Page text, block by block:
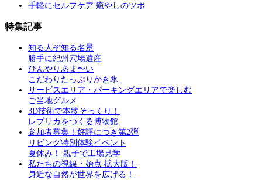
手軽にセルフケア 癒やしのツボ
特集記事
知る人ぞ知る名景
勝手に紀州穴場遺産
ひんやりあま〜い
こだわりたっぷりかき氷
サービスエリア・パーキングエリアで楽しむ
ご当地グルメ
3D技術で本物そっくり！
レプリカをつくる博物館
参加者募集！好評につき第2弾
リビング特別体験イベント
夏休み！ 親子で工場見学
私たちの視線・始点 拡大版！
身近な自然が世界を広げる！